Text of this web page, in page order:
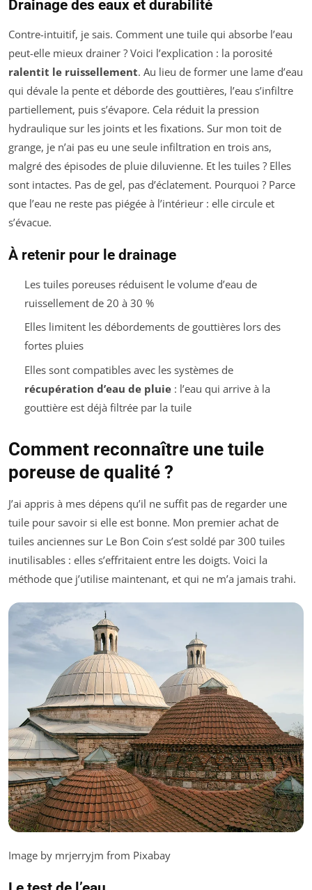
Drainage des eaux et durabilité
Contre-intuitif, je sais. Comment une tuile qui absorbe l’eau
peut-elle mieux drainer ? Voici l’explication : la porosité
ralentit le ruissellement. Au lieu de former une lame d’eau
qui dévale la pente et déborde des gouttières, l’eau s’infiltre
partiellement, puis s’évapore. Cela réduit la pression
hydraulique sur les joints et les fixations. Sur mon toit de
grange, je n’ai pas eu une seule infiltration en trois ans,
malgré des épisodes de pluie diluvienne. Et les tuiles ? Elles
sont intactes. Pas de gel, pas d’éclatement. Pourquoi ? Parce
que l’eau ne reste pas piégée à l’intérieur : elle circule et
s’évacue.
À retenir pour le drainage
Les tuiles poreuses réduisent le volume d’eau de
ruissellement de 20 à 30 %
Elles limitent les débordements de gouttières lors des
fortes pluies
Elles sont compatibles avec les systèmes de
récupération d’eau de pluie: l’eau qui arrive à la
gouttière est déjà filtrée par la tuile
Comment reconnaître une tuile
poreuse de qualité ?
J’ai appris à mes dépens qu’il ne suffit pas de regarder une
tuile pour savoir si elle est bonne. Mon premier achat de
tuiles anciennes sur Le Bon Coin s’est soldé par 300 tuiles
inutilisables : elles s’effritaient entre les doigts. Voici la
méthode que j’utilise maintenant, et qui ne m’a jamais trahi.
Image by mrjerryjm from Pixabay